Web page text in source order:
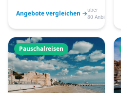
Angebote vergleichen →über
80 Anbieter
Pauschalreisen